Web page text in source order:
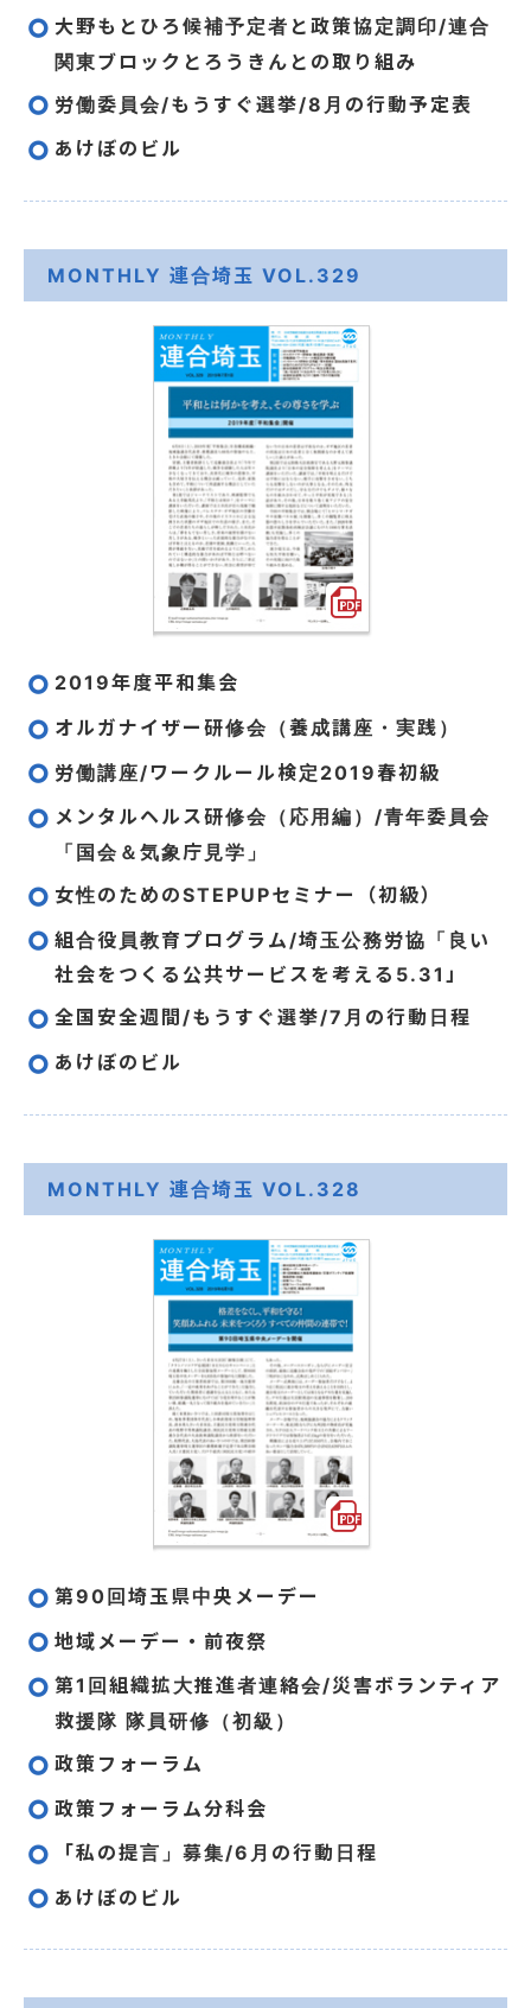
大野もとひろ候補予定者と政策協定調印/連合
関東ブロックとろうきんとの取り組み
労働委員会/もうすぐ選挙/8月の行動予定表
あけぼのビル
MONTHLY 連合埼玉 VOL.329
2019年度平和集会
オルガナイザー研修会（養成講座・実践）
労働講座/ワークルール検定2019春初級
メンタルヘルス研修会（応用編）/青年委員会
「国会＆気象庁見学」
女性のためのSTEPUPセミナー（初級）
組合役員教育プログラム/埼玉公務労協「良い
社会をつくる公共サービスを考える5.31」
全国安全週間/もうすぐ選挙/7月の行動日程
あけぼのビル
MONTHLY 連合埼玉 VOL.328
第90回埼玉県中央メーデー
地域メーデー・前夜祭
第1回組織拡大推進者連絡会/災害ボランティア
救援隊 隊員研修（初級）
政策フォーラム
政策フォーラム分科会
「私の提言」募集/6月の行動日程
あけぼのビル